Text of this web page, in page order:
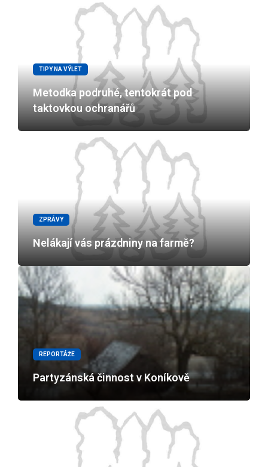
TIPY NA VÝLET
Metodka podruhé, tentokrát pod
taktovkou ochranářů
ZPRÁVY
Nelákají vás prázdniny na farmě?
REPORTÁŽE
Partyzánská činnost v Koníkově